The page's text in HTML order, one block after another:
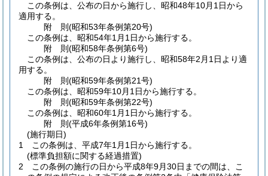
この条例は、公布の日から施行し、昭和48年10月1日から
適用する。
附 則(昭和53年条例第20号)
この条例は、昭和54年1月1日から施行する。
附 則(昭和58年条例第6号)
この条例は、公布の日より施行し、昭和58年2月1日より適
用する。
附 則(昭和59年条例第21号)
この条例は、昭和59年10月1日から施行する。
附 則(昭和59年条例第22号)
この条例は、昭和60年1月1日から施行する。
附 則(平成6年条例第16号)
(施行期日)
1
この条例は、平成7年1月1日から施行する。
(標準負担額に関する経過措置)
2
この条例の施行の日から平成8年9月30日までの間は、こ